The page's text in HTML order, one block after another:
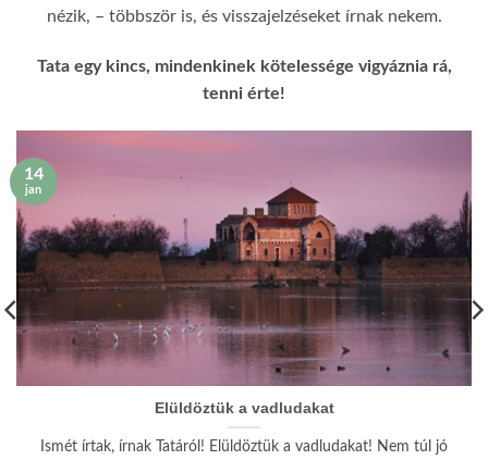
nézik, – többször is, és visszajelzéseket írnak nekem.
Tata egy kincs, mindenkinek kötelessége vigyáznia rá,
tenni érte!
Elüldöztük a vadludakat
Ismét írtak, írnak Tatáról! Elüldöztük a vadludakat! Nem túl jó
14
jan